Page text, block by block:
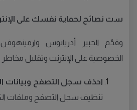
ست نصائح لحماية نفسك على
وقدّم الخبير أدريانوس
الخصوصية على الإنترنت وتقليل مخاطر
احذف سجل التصفح وبيانات
تنظيف سجل التصفح وملفات